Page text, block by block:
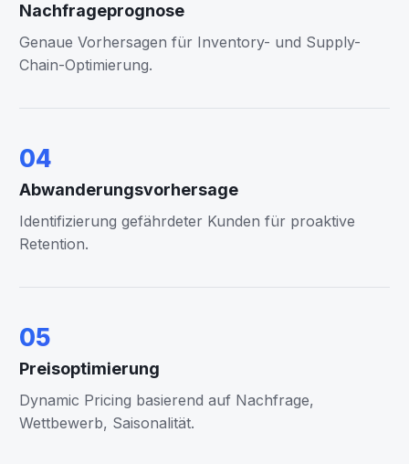
Nachfrageprognose
Genaue Vorhersagen für Inventory- und Supply-
Chain-Optimierung.
04
Abwanderungsvorhersage
Identifizierung gefährdeter Kunden für proaktive
Retention.
05
Preisoptimierung
Dynamic Pricing basierend auf Nachfrage,
Wettbewerb, Saisonalität.